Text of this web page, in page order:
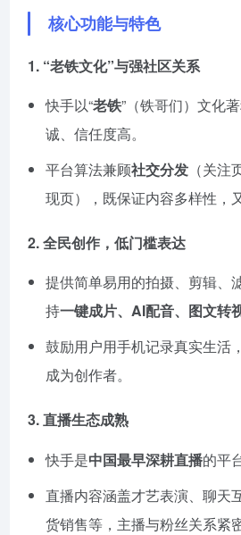
核心功能与特色
1. “老铁文化”与强社区关系
快手以“老铁”（铁哥们）文化
诚、信任度高。
平台算法兼顾社交分发 （关注
现页），既保证内容多样性，
2.全民创作，低门槛表达
提供简单易用的拍摄、剪辑、
持一键成片、AI配音、图文转
鼓励用户用手机记录真实生活
成为创作者。
3.直播生态成熟
快手是中国最早深耕直播的平
直播内容涵盖才艺表演、聊天
货销售等，主播与粉丝关系紧